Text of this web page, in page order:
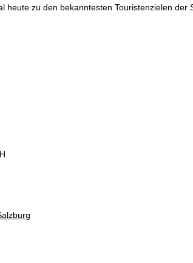
zu den bekanntesten Touristenzielen der